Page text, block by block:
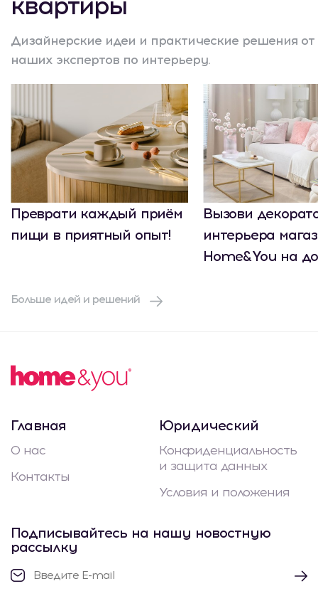
Дизайнерские идеи и практические решения от
наших экспертов по интерьеру.
Преврати каждый приём
пищи в приятный опыт!
Вызови
интерьера
Home&You на
Больше идей и решений
Главная
О нас
Контакты
Юридический
Конфиденциальность
и защита данных
Условия и положения
Подписывайтесь на нашу новостную
рассылку